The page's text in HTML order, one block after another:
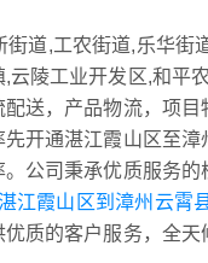
道,工农街道,乐华街
陵工业开发区,和平
送，产品物流，项
开通湛江霞山区至
公司秉承优质服务
江霞山区到漳州云霄
质的客户服务，全